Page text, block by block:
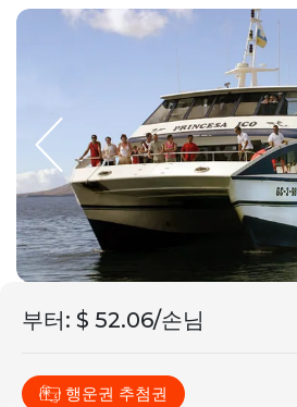
부터: $ 52.06/손님
행운권 추첨권